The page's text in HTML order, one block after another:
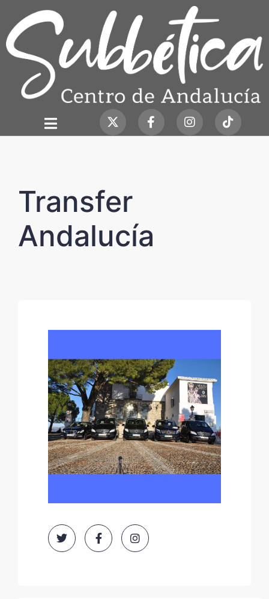
Transfer
Andalucía